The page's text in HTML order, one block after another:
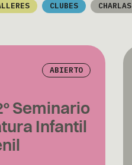
CLUBES CHARLAS
ABIERTO
Seminario
Infantil